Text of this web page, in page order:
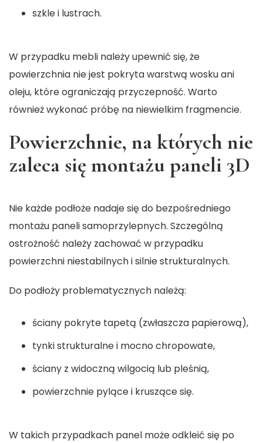
szkle i lustrach.
W przypadku mebli należy upewnić się, że
powierzchnia nie jest pokryta warstwą wosku ani
oleju, które ograniczają przyczepność. Warto
również wykonać próbę na niewielkim fragmencie.
Powierzchnie, na których nie
zaleca się montażu paneli 3D
Nie każde podłoże nadaje się do bezpośredniego
montażu paneli samoprzylepnych. Szczególną
ostrożność należy zachować w przypadku
powierzchni niestabilnych i silnie strukturalnych.
Do podłoży problematycznych należą:
ściany pokryte tapetą (zwłaszcza papierową),
tynki strukturalne i mocno chropowate,
ściany z widoczną wilgocią lub pleśnią,
powierzchnie pylące i kruszące się.
W takich przypadkach panel może odkleić się po